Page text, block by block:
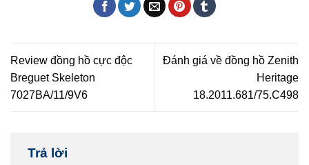
Review đồng hồ cực độc
Breguet Skeleton
7027BA/11/9V6
Đánh giá về đồng hồ Zenith
Heritage
18.2011.681/75.C498
Trả lời